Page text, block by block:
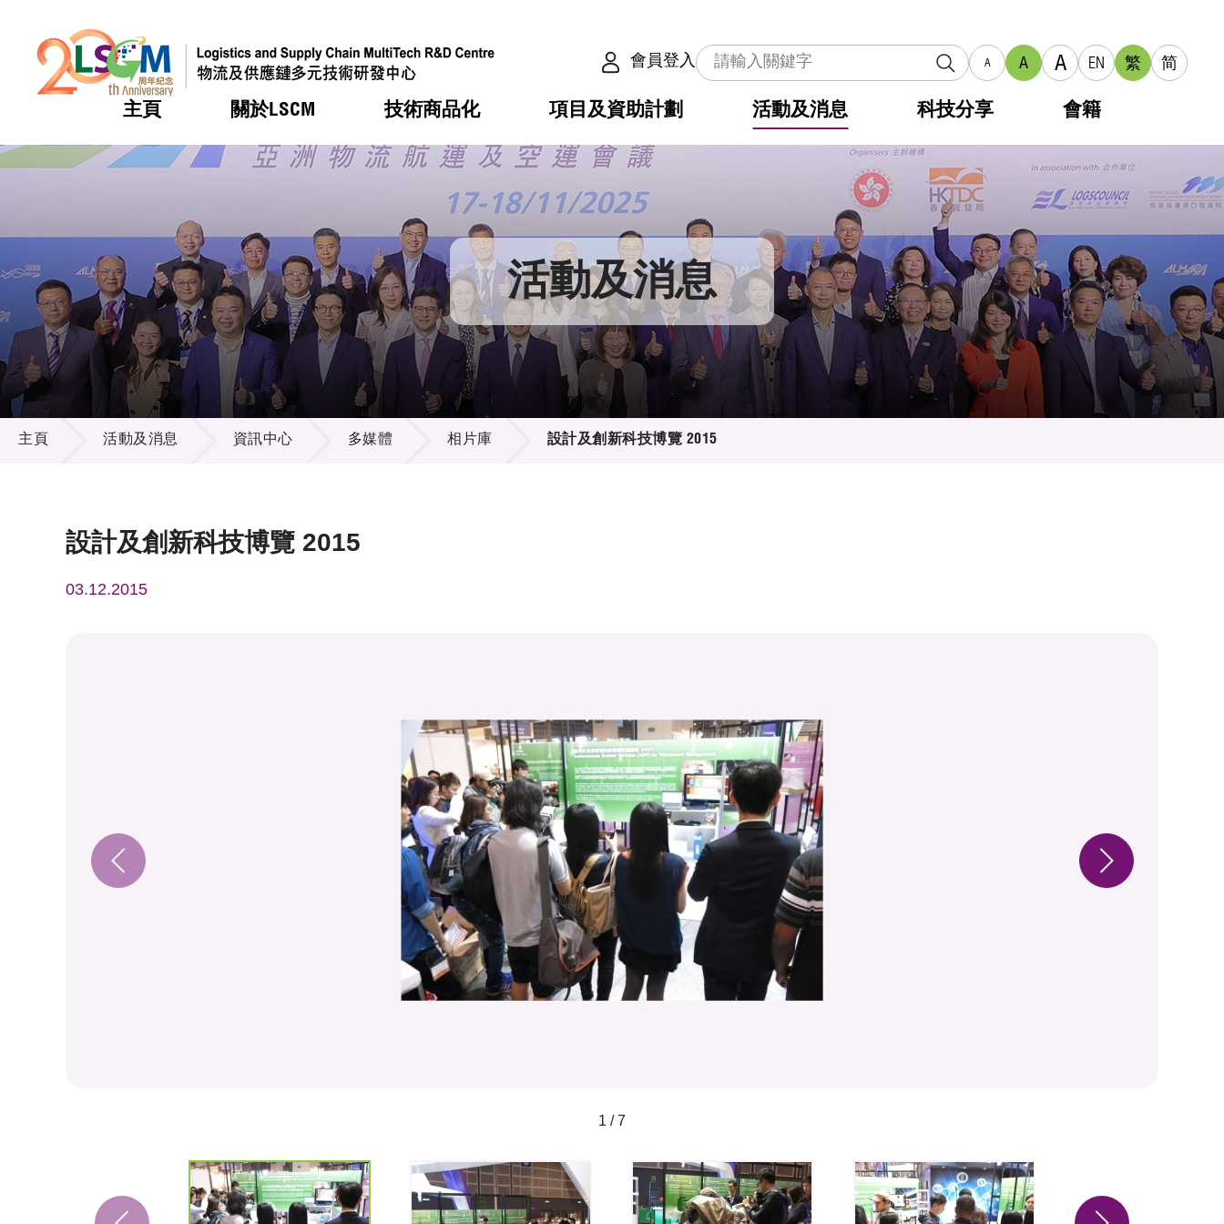
會員登入 A A A EN 繁 简
主頁 關於LSCM
熱門 機構簡介
組織架構
組織架構
董事局
研究顧問
招標通告
技術商品化
熱門 服務
可獲授權之技術
應用於公共服務之創新技術
重點項目
項目及資助計劃
熱門 合作計劃
資助計劃
資助計劃
稅務優惠
申請
評審
徵求研發項目計劃書
項目資料庫
活動及消息
熱門 活動
獎項
新聞中心
媒體報導
新聞稿
資訊中心
多媒體
出版刊物
科技分享 會籍
熱門 會籍及服務
會員列表
會員登入 活動及消息
活動及消息
主頁 活動及消息 資訊中心 多媒體 相片庫 設計及創新科技博覽 2015
設計及創新科技博覽 2015
03.12.2015
1 / 7